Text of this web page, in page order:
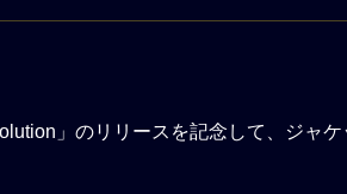
」のリリースを記念して、ジャ